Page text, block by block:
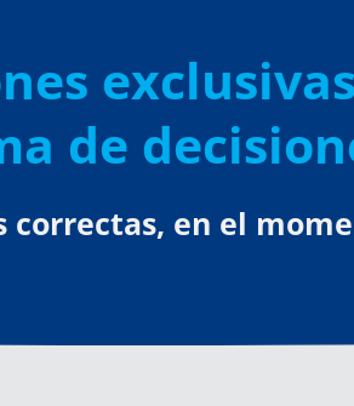
de
correctas, en el